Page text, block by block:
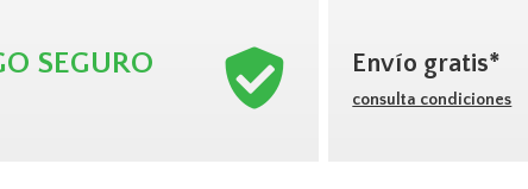
SEGURO Envío gratis*
consulta condiciones